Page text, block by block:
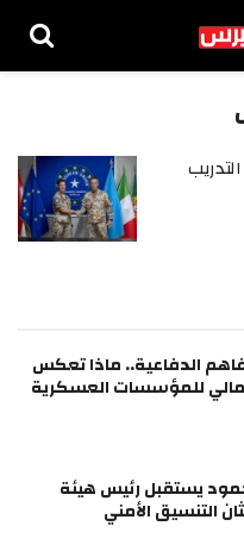
الدفاعية.. ماذا تعكس
للمؤسسات العسكرية
يستقبل رئيس هيئة
التنسيق الأمني